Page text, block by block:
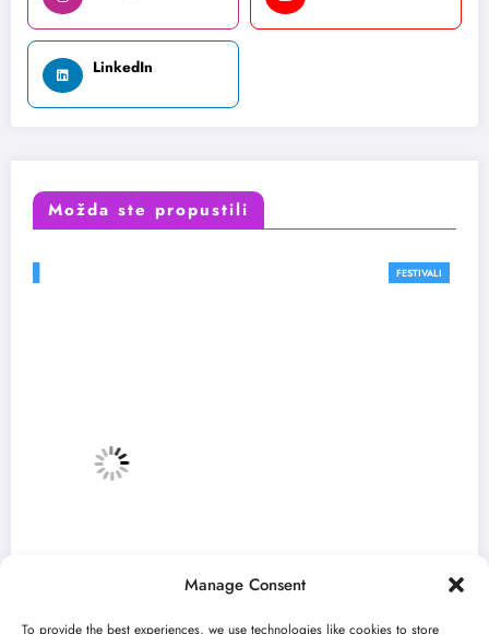
Manage Consent
To provide the best experiences, we use technologies like cookies to store
LinkedIn
Možda ste propustili